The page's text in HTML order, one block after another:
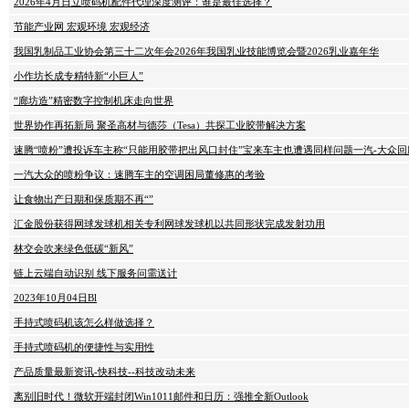
2026年4月日立喷码机配件代理深度测评：谁是最佳选择？
节能产业网 宏观环境 宏观经济
我国乳制品工业协会第三十二次年会2026年我国乳业技能博览会暨2026乳业嘉年华
小作坊长成专精特新“小巨人”
“廊坊造”精密数字控制机床走向世界
世界协作再拓新局 聚圣高材与德莎（Tesa）共探工业胶带解决方案
速腾“喷粉”遭投诉车主称“只能用胶带把出风口封住”宝来车主也遭遇同样问题一汽-大众
一汽大众的喷粉争议：速腾车主的空调困局董修惠的考验
让食物出产日期和保质期不再“”
汇金股份获得网球发球机相关专利网球发球机以共同形状完成发射功用
林交会吹来绿色低碳“新风”
链上云端自动识别 线下服务问需送计
2023年10月04日Bl
手持式喷码机该怎么样做选择？
手持式喷码机的便捷性与实用性
产品质量最新资讯-快科技--科技改动未来
离别旧时代！微软开端封闭Win1011邮件和日历：强推全新Outlook